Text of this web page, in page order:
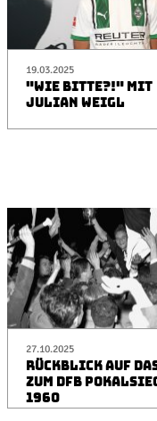
19.03.2025
"WIE BITTE?!" MIT
JULIAN WEIGL
27.10.2025
RÜCKBLICK AUF
ZUM DFB
1960